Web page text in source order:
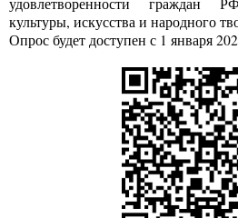
культуры, искусства и народного
Опрос будет доступен с 1 января